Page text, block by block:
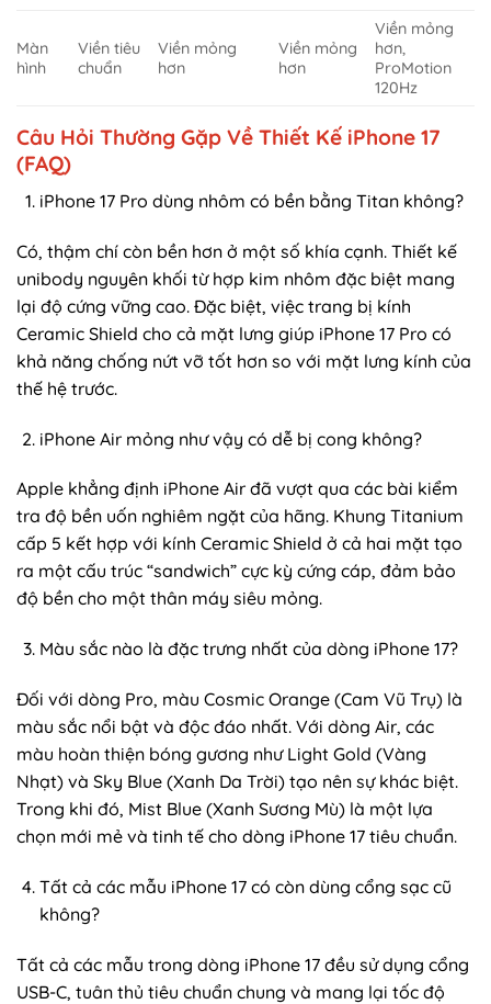
Màn
hình
Viền tiêu
chuẩn
Viền mỏng
hơn
Viền mỏng
hơn
Viền mỏng
hơn,
ProMotion
120Hz
Câu Hỏi Thường Gặp Về Thiết Kế iPhone 17
(FAQ)
iPhone 17 Pro dùng nhôm có bền bằng Titan không?
Có, thậm chí còn bền hơn ở một số khía cạnh. Thiết kế
unibody nguyên khối từ hợp kim nhôm đặc biệt mang
lại độ cứng vững cao. Đặc biệt, việc trang bị kính
Ceramic Shield cho cả mặt lưng giúp iPhone 17 Pro có
khả năng chống nứt vỡ tốt hơn so với mặt lưng kính của
thế hệ trước.
iPhone Air mỏng như vậy có dễ bị cong không?
Apple khẳng định iPhone Air đã vượt qua các bài kiểm
tra độ bền uốn nghiêm ngặt của hãng. Khung Titanium
cấp 5 kết hợp với kính Ceramic Shield ở cả hai mặt tạo
ra một cấu trúc “sandwich” cực kỳ cứng cáp, đảm bảo
độ bền cho một thân máy siêu mỏng.
Màu sắc nào là đặc trưng nhất của dòng iPhone 17?
Đối với dòng Pro, màu Cosmic Orange (Cam Vũ Trụ) là
màu sắc nổi bật và độc đáo nhất. Với dòng Air, các
màu hoàn thiện bóng gương như Light Gold (Vàng
Nhạt) và Sky Blue (Xanh Da Trời) tạo nên sự khác biệt.
Trong khi đó, Mist Blue (Xanh Sương Mù) là một lựa
chọn mới mẻ và tinh tế cho dòng iPhone 17 tiêu chuẩn.
Tất cả các mẫu iPhone 17 có còn dùng cổng sạc cũ
không?
Tất cả các mẫu trong dòng iPhone 17 đều sử dụng cổng
USB-C, tuân thủ tiêu chuẩn chung và mang lại tốc độ